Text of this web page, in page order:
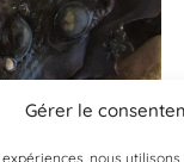
Gérer le
nous